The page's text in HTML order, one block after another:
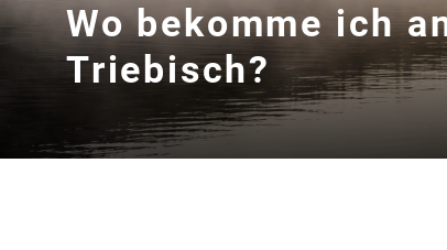
Wo bekomme ich
Triebisch?